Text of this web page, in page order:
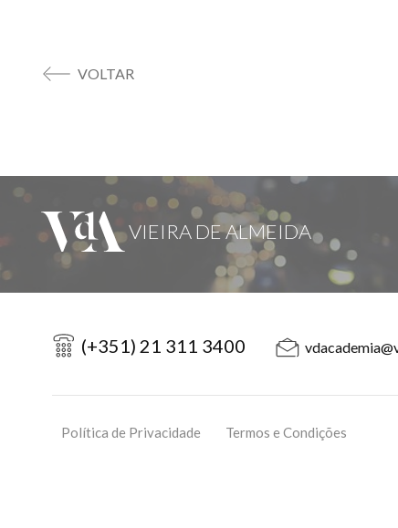
VOLTAR
(+351) 21 311 3400
Política de Privacidade Termos e Condições